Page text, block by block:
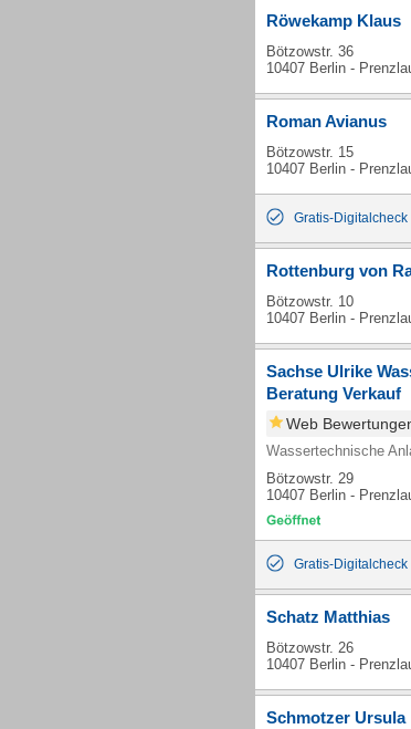
Röwekamp Klaus
Bötzowstr. 36
10407 Berlin -
Roman Avianus
Bötzowstr. 15
10407 Berlin -
Gratis-Digitalcheck
Rottenburg von
Bötzowstr. 10
10407 Berlin -
Sachse Ulrike
Beratung Verkauf
Web
Wassertechnische
Bötzowstr. 29
10407 Berlin -
Gratis-Digitalcheck
Schatz Matthias
Bötzowstr. 26
10407 Berlin -
Schmotzer Ursula